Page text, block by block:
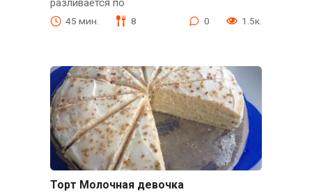
разливается по
45 мин. 8 0 1.5к.
Торт Молочная девочка